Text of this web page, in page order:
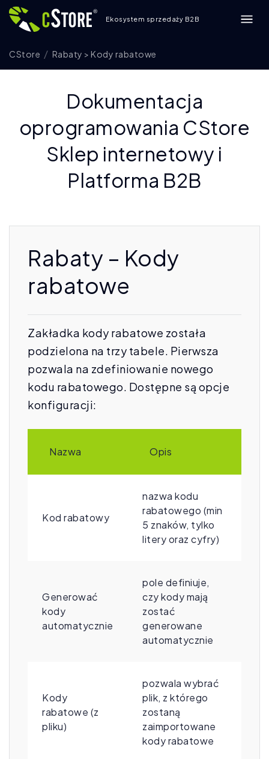
Ekosystem sprzedaży B2B
CStore Rabaty > Kody rabatowe
Dokumentacja
oprogramowania CStore
Sklep internetowy i
Platforma B2B
Rabaty – Kody
rabatowe
Zakładka kody rabatowe została
podzielona na trzy tabele. Pierwsza
pozwala na zdefiniowanie nowego
kodu rabatowego. Dostępne są opcje
konfiguracji:
Nazwa Opis
Kod rabatowy
nazwa kodu
rabatowego (min
5 znaków, tylko
litery oraz cyfry)
Generować
kody
automatycznie
pole definiuje,
czy kody mają
zostać
generowane
automatycznie
Kody
rabatowe (z
pliku)
pozwala wybrać
plik, z którego
zostaną
zaimportowane
kody rabatowe